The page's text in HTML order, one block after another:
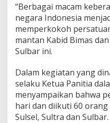
“Berbagai macam
negara Indonesia
memperkokoh
mantan Kabid Bimas
Sulbar ini.
Dalam kegiatan yang
selaku Ketua Panitia
menyampaikan bahwa
hari dan diikuti 60
Sulsel, Sultra dan Sulbar.